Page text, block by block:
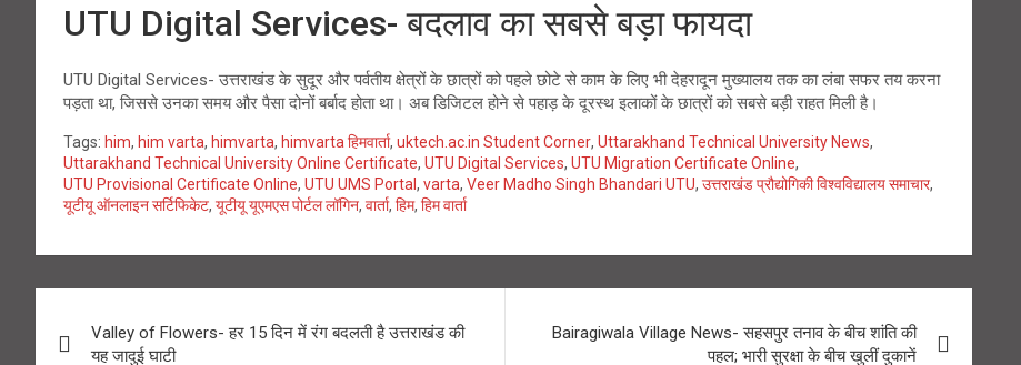
UTU Digital Services- बदलाव का सबसे बड़ा फायदा
UTU Digital Services- उत्तराखंड के सुदूर और पर्वतीय क्षेत्रों के छात्रों को पहले छोटे से काम के लिए भी देहरादून मुख्यालय तक का लंबा सफर तय करना
पड़ता था, जिससे उनका समय और पैसा दोनों बर्बाद होता था। अब डिजिटल होने से पहाड़ के दूरस्थ इलाकों के छात्रों को सबसे बड़ी राहत मिली है।
Tags: him, him varta, himvarta, himvarta हिमवार्ता, uktech.ac.in Student Corner, Uttarakhand Technical University News,
Uttarakhand Technical University Online Certificate, UTU Digital Services, UTU Migration Certificate Online,
UTU Provisional Certificate Online, UTU UMS Portal , varta, Veer Madho Singh Bhandari UTU, उत्तराखंड प्रौद्योगिकी विश्वविद्यालय समाचार,
यूटीयू ऑनलाइन सर्टिफिकेट, यूटीयू यूएमएस पोर्टल लॉगिन, वार्ता, हिम, हिम वार्ता
navigation
Valley of Flowers- हर 15 दिन में रंग बदलती है उत्तराखंड की
यह जादुई घाटी
Bairagiwala Village News- सहसपुर तनाव के बीच शांति की
पहल; भारी सुरक्षा के बीच खुलीं दुकानें